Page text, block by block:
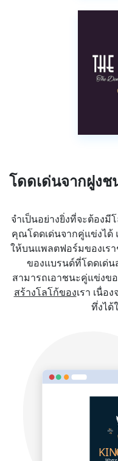
โดดเด่นจากฝูง
จำเป็นอย่างยิ่งที่จะต้องมี
คุณโดดเด่นจากคู่แข่งไ
ให้บนแพลตฟอร์มของเร
ของแบรนด์ที่โดดเด่
สามารถเอาชนะคู่แข่งข
สร้างโลโก้ของเรา เนื่
ทึ่งได้